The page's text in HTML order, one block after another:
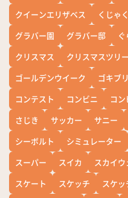
クイーンエリザベス
くじゃく
グラバー園
グラバー邸
クリスマス
クリスマスツリー
ゴールデンウイーク
ゴキブリ
コンテスト
コンビニ コ
さじき
サッカー サニー
シーボルト
シミュレーター
スーパー
スイカ スカイウ
スケート
スケッチ スケ